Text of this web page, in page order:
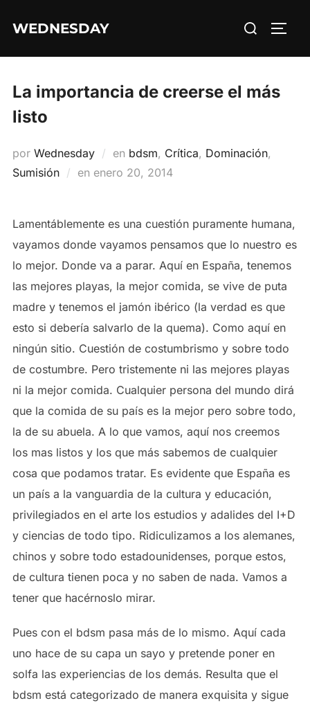
WEDNESDAY Buscar:
La importancia de creerse el más
listo
por Wednesday en bdsm, Crítica, Dominación,
Sumisión
en Publicado
enero 20, 2014
Lamentáblemente es una cuestión puramente humana,
vayamos donde vayamos pensamos que lo nuestro es
lo mejor. Donde va a parar. Aquí en España, tenemos
las mejores playas, la mejor comida, se vive de puta
madre y tenemos el jamón ibérico (la verdad es que
esto si debería salvarlo de la quema). Como aquí en
ningún sitio. Cuestión de costumbrismo y sobre todo
de costumbre. Pero tristemente ni las mejores playas
ni la mejor comida. Cualquier persona del mundo dirá
que la comida de su país es la mejor pero sobre todo,
la de su abuela. A lo que vamos, aquí nos creemos
los mas listos y los que más sabemos de cualquier
cosa que podamos tratar. Es evidente que España es
un país a la vanguardia de la cultura y educación,
privilegiados en el arte los estudios y adalides del I+D
y ciencias de todo tipo. Ridiculizamos a los alemanes,
chinos y sobre todo estadounidenses, porque estos,
de cultura tienen poca y no saben de nada. Vamos a
tener que hacérnoslo mirar.
Pues con el bdsm pasa más de lo mismo. Aquí cada
uno hace de su capa un sayo y pretende poner en
solfa las experiencias de los demás. Resulta que el
bdsm está categorizado de manera exquisita y sigue